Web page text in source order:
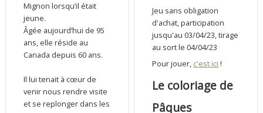
Mignon lorsqu’il était
jeune.
Âgée aujourd’hui de 95
ans, elle réside au
Canada depuis 60 ans.
Il lui tenait à cœur de
venir nous rendre visite
et se replonger dans les
Jeu sans obligation
d'achat, participation
jusqu'au 03/04/23, tirage
au sort le 04/04/23
Pour jouer, c'est ici !
Le coloriage de
Pâques